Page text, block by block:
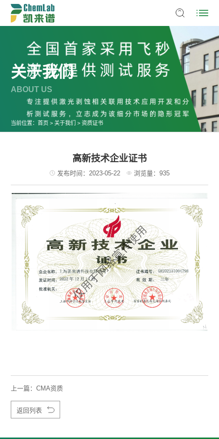
关于我们
ABOUT US
当前位置：首页 >关于我们 >资质证书
高新技术企业证书
发布时间：2023-05-22 浏览量：935
上一篇：CMA资质
返回列表